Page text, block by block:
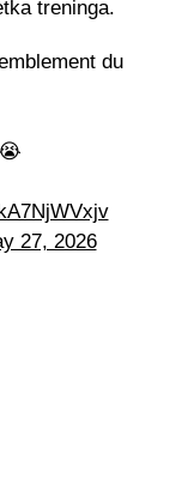
treninga.
du
27, 2026